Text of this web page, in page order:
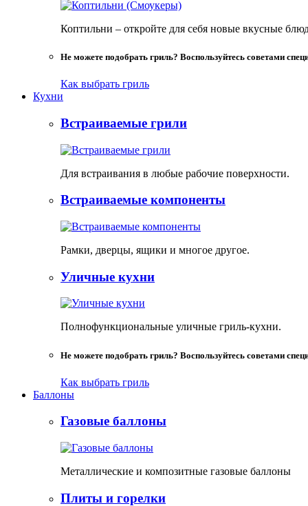
Коптильни – откройте для себя новые вкусные
Не можете подобрать гриль? Воспользуйтесь советами
Как выбрать гриль
Кухни
Встраиваемые грили
Для встраивания в любые рабочие поверхности.
Встраиваемые компоненты
Рамки, дверцы, ящики и многое другое.
Уличные кухни
Полнофункциональные уличные гриль-кухни.
Не можете подобрать гриль? Воспользуйтесь советами
Как выбрать гриль
Баллоны
Газовые баллоны
Металлические и композитные газовые баллоны
Плиты и горелки